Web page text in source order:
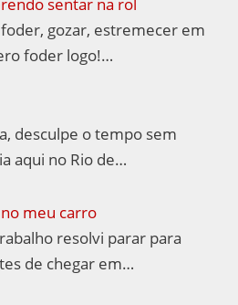
gozar, estremecer em
foder logo!…
desculpe o tempo sem
aqui no Rio de…
meu carro
resolvi parar para
de chegar em…